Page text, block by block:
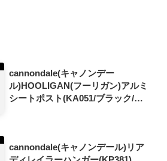
cannondale(キャノンデー
ル)HOOLIGAN(フーリガン)アルミ
シートポスト(KA051/ブラック/
cannondale(キャノンデール)リア